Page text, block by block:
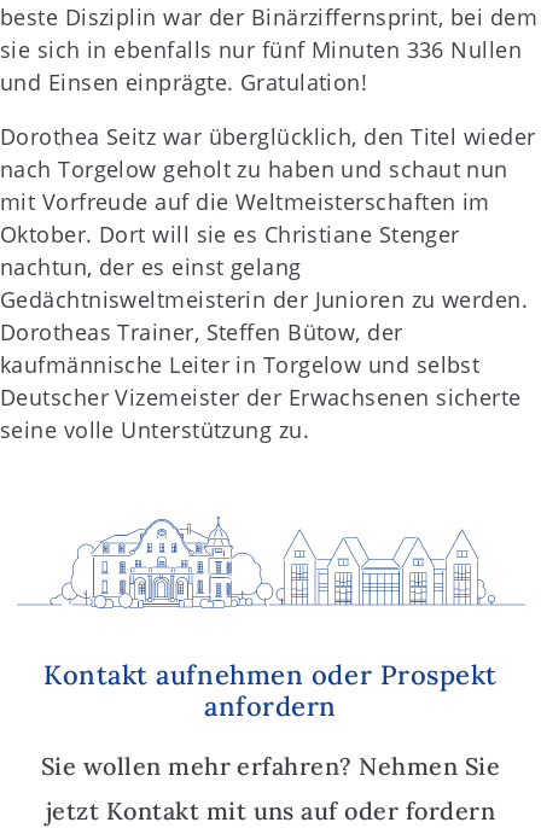
beste Disziplin war der Binärziffernsprint, bei dem
sie sich in ebenfalls nur fünf Minuten 336 Nullen
und Einsen einprägte. Gratulation!
Dorothea Seitz war überglücklich, den Titel wieder
nach Torgelow geholt zu haben und schaut nun
mit Vorfreude auf die Weltmeisterschaften im
Oktober. Dort will sie es Christiane Stenger
nachtun, der es einst gelang
Gedächtnisweltmeisterin der Junioren zu werden.
Dorotheas Trainer, Steffen Bütow, der
kaufmännische Leiter in Torgelow und selbst
Deutscher Vizemeister der Erwachsenen sicherte
seine volle Unterstützung zu.
Kontakt aufnehmen oder Prospekt
anfordern
Sie wollen mehr erfahren? Nehmen Sie
jetzt Kontakt mit uns auf oder fordern